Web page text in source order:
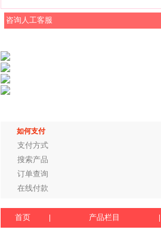
咨询人工客服
如何支付
支付方式
搜索产品
订单查询
在线付款
首页 产品栏目